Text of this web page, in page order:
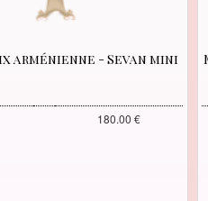
arménienne - Sevan mini
180.00 €